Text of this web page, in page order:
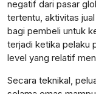
negatif dari pasar
tertentu, aktivitas
bagi pembeli untuk
terjadi ketika pelaku
level yang relatif
Secara teknikal,